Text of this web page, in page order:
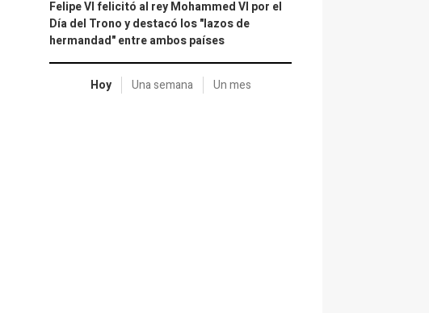
Felipe VI felicitó al rey Mohammed VI por el
Día del Trono y destacó los "lazos de
hermandad" entre ambos países
Hoy Una semana Un mes